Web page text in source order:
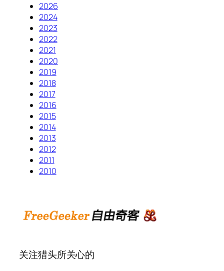
2026
2024
2023
2022
2021
2020
2019
2018
2017
2016
2015
2014
2013
2012
2011
2010
关注猎头所关心的